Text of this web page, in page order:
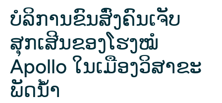
ບໍລິການຂົນສົ່ງຄົນເຈັບ
ສຸກເສີນຂອງໂຮງໝໍ
Apollo ໃນເມືອງວິສາຂະ
ພັດນ້ຳ